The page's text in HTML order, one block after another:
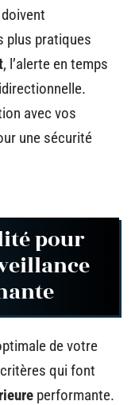
plus pratiques
, l’alerte en temps
avec vos
une sécurité
pour
de votre
qui font
performante.